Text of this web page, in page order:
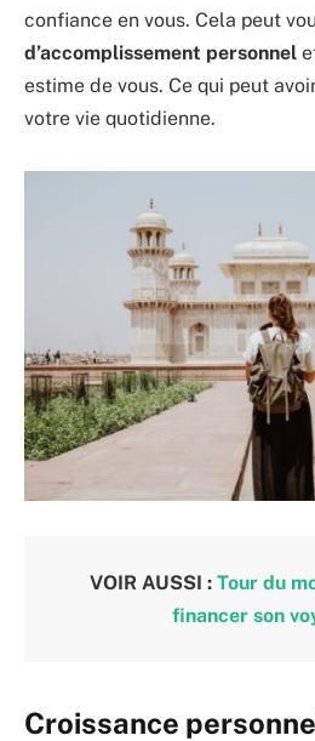
confiance en vous. Cela peut
d’accomplissement personnel
estime de vous. Ce qui peut
votre vie quotidienne.
VOIR AUSSI : Tour du
financer son
Croissance